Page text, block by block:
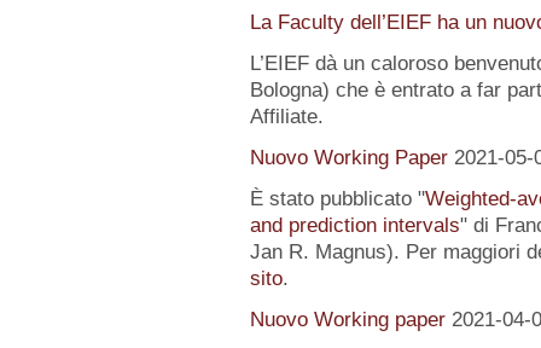
La Faculty dell’EIEF ha un
L’EIEF dà un caloroso
Bologna) che è entrato a far
Affiliate.
Nuovo Working Paper 2021-05-
È stato pubblicato "Weighted-
and prediction intervals" di
Jan R. Magnus). Per maggiori
sito.
Nuovo Working paper 2021-04-